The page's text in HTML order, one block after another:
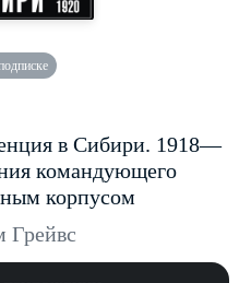
в Сибири. 1918—
командующего
корпусом
Грейвс